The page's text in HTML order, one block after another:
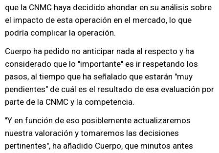
que la CNMC haya decidido ahondar en su análisis sobre
el impacto de esta operación en el mercado, lo que
podría complicar la operación.
Cuerpo ha pedido no anticipar nada al respecto y ha
considerado que lo "importante" es ir respetando los
pasos, al tiempo que ha señalado que estarán "muy
pendientes" de cuál es el resultado de esa evaluación por
parte de la CNMC y la competencia.
"Y en función de eso posiblemente actualizaremos
nuestra valoración y tomaremos las decisiones
pertinentes", ha añadido Cuerpo, que minutos antes